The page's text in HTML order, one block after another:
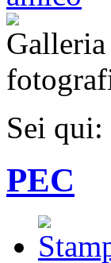
Sei qui:
PEC